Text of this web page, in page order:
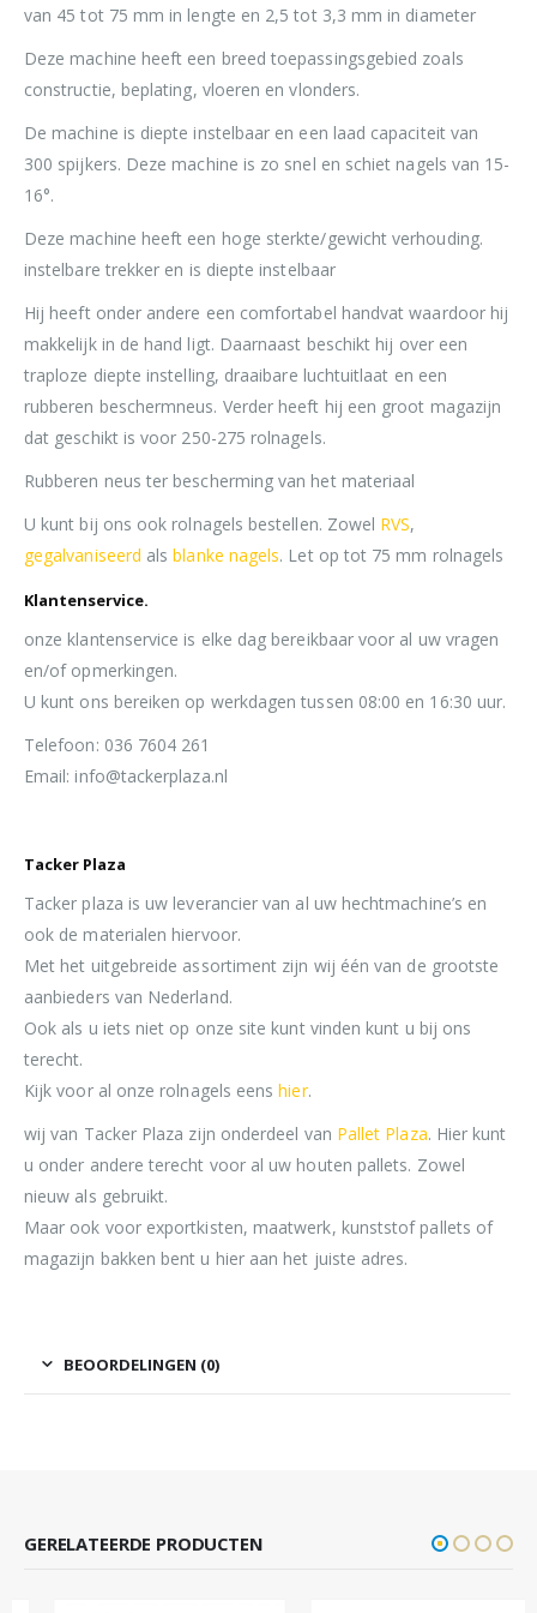
van 45 tot 75 mm in lengte en 2,5 tot 3,3 mm in diameter
Deze machine heeft een breed toepassingsgebied zoals
constructie, beplating, vloeren en vlonders.
De machine is diepte instelbaar en een laad capaciteit van
300 spijkers. Deze machine is zo snel en schiet nagels van 15-
16°.
Deze machine heeft een hoge sterkte/gewicht verhouding.
instelbare trekker en is diepte instelbaar
Hij heeft onder andere een comfortabel handvat waardoor hij
makkelijk in de hand ligt. Daarnaast beschikt hij over een
traploze diepte instelling, draaibare luchtuitlaat en een
rubberen beschermneus. Verder heeft hij een groot magazijn
dat geschikt is voor 250-275 rolnagels.
Rubberen neus ter bescherming van het materiaal
U kunt bij ons ook rolnagels bestellen. Zowel RVS,
gegalvaniseerd alsblanke nagels. Let op tot 75 mm rolnagels
Klantenservice.
onze klantenservice is elke dag bereikbaar voor al uw vragen
en/of opmerkingen.
U kunt ons bereiken op werkdagen tussen 08:00 en 16:30 uur.
Telefoon: 036 7604 261
Email: info@tackerplaza.nl
Tacker Plaza
Tacker plaza is uw leverancier van al uw hechtmachine’s en
ook de materialen hiervoor.
Met het uitgebreide assortiment zijn wij één van de grootste
aanbieders van Nederland.
Ook als u iets niet op onze site kunt vinden kunt u bij ons
terecht.
Kijk voor al onze rolnagels eenshier.
wij van Tacker Plaza zijn onderdeel van Pallet Plaza. Hier kunt
u onder andere terecht voor al uw houten pallets. Zowel
nieuw als gebruikt.
Maar ook voor exportkisten, maatwerk, kunststof pallets of
magazijn bakken bent u hier aan het juiste adres.
BEOORDELINGEN (0)
GERELATEERDE PRODUCTEN